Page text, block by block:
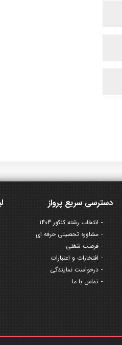
دسترسی سریع پرواز
انتخاب رشته کنکور 1403
مشاوره تحصیلی حرفه ای
فرصت شغلی
افتخارات و اعتبارات
درخواست نمایندگی
تماس با ما